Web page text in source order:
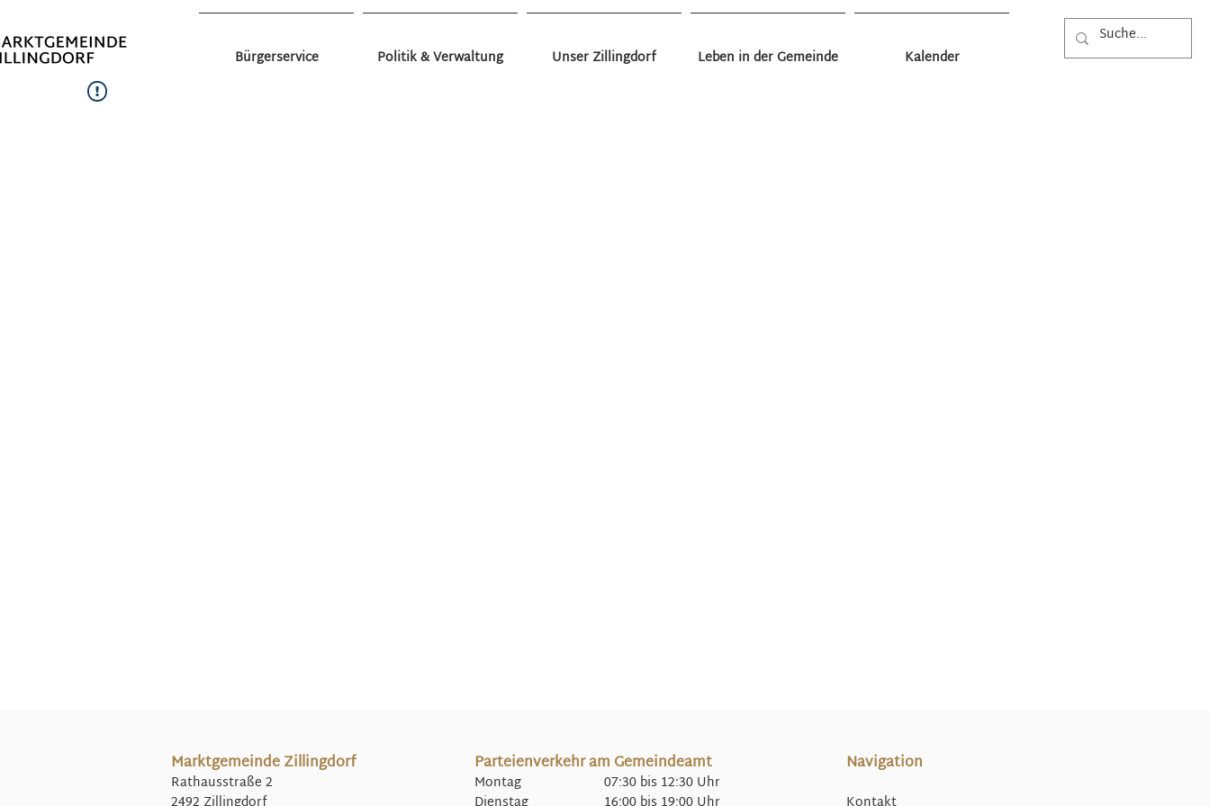
Bürgerservice Politik & Verwaltung Unser Zillingdorf Leben in der Gemeinde Kalender
Marktgemeinde Zillingdorf
Rathausstraße 2
Parteienverkehr am Gemeindeamt
Montag 07:30 bis 12:30 Uhr
Navigation